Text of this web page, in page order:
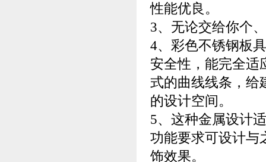
性能优良。
3、无论交给你个
4、彩色不锈钢板
安全性，能完全适
式的曲线线条，给
的设计空间。
5、这种金属设计
功能要求可设计与
饰效果。